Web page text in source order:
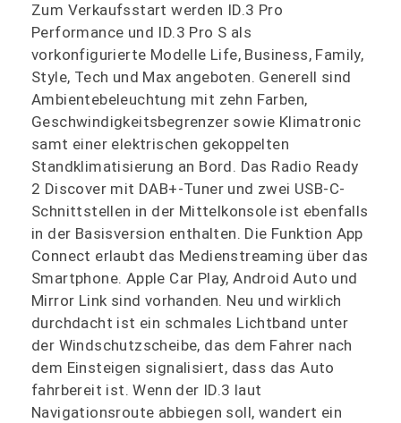
Zum Verkaufsstart werden ID.3 Pro
Performance und ID.3 Pro S als
vorkonfigurierte Modelle Life, Business, Family,
Style, Tech und Max angeboten. Generell sind
Ambientebeleuchtung mit zehn Farben,
Geschwindigkeitsbegrenzer sowie Klimatronic
samt einer elektrischen gekoppelten
Standklimatisierung an Bord. Das Radio Ready
2 Discover mit DAB+-Tuner und zwei USB-C-
Schnittstellen in der Mittelkonsole ist ebenfalls
in der Basisversion enthalten. Die Funktion App
Connect erlaubt das Medienstreaming über das
Smartphone. Apple Car Play, Android Auto und
Mirror Link sind vorhanden. Neu und wirklich
durchdacht ist ein schmales Lichtband unter
der Windschutzscheibe, das dem Fahrer nach
dem Einsteigen signalisiert, dass das Auto
fahrbereit ist. Wenn der ID.3 laut
Navigationsroute abbiegen soll, wandert ein